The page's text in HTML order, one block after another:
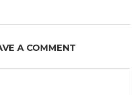
A COMMENT